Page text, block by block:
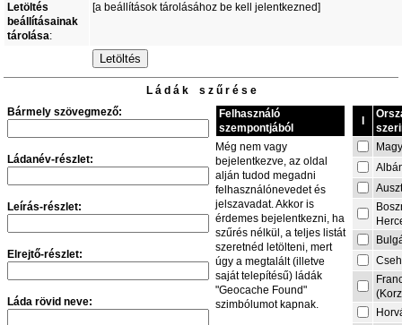
Letöltés
beállításainak
tárolása:
[a beállítások tárolásához be kell jelentkezned]
L á d á k s z ű r é s e
Bármely szövegmező:
Ládanév-részlet:
Leírás-részlet:
Elrejtő-részlet:
Láda rövid neve:
Felhasználó
szempontjából
Még nem vagy
bejelentkezve, az oldal
alján tudod megadni
felhasználónevedet és
jelszavadat. Akkor is
érdemes bejelentkezni, ha
szűrés nélkül, a teljes listát
szeretnéd letölteni, mert
úgy a megtalált (illetve
saját telepítésű) ládák
"Geocache Found"
szimbólumot kapnak.
I